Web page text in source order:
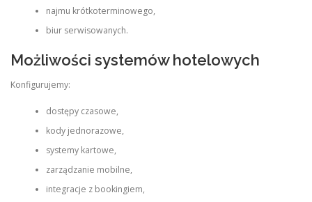
najmu krótkoterminowego,
biur serwisowanych.
Możliwości systemów hotelowych
Konfigurujemy:
dostępy czasowe,
kody jednorazowe,
systemy kartowe,
zarządzanie mobilne,
integracje z bookingiem,